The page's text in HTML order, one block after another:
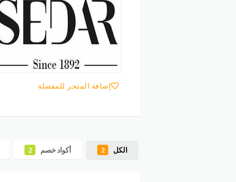
إضافة المتجر للمفضلة
الكل 2 أكواد خصم 2